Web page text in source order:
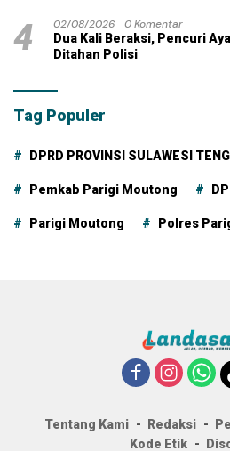
4 02/08/2026
0 Komentar
Dua Kali Beraksi, Pencuri
Ditahan Polisi
Tag Populer
DPRD PROVINSI SULAWESI
Pemkab Parigi Moutong
Parigi Moutong Polres
Tentang Kami Redaksi
Kode Etik